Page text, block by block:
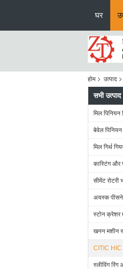
घर
होम उत्पाद
सभी उत्पाद
मिल पिनियन
बेवेल पिनियन
मिल गिर्थ
कास्टिंग और
सीमेंट रोटरी
अयस्क
स्टोन क्रेशर
खनन मशीन
CITIC HIC
स्लीविंग रिंग